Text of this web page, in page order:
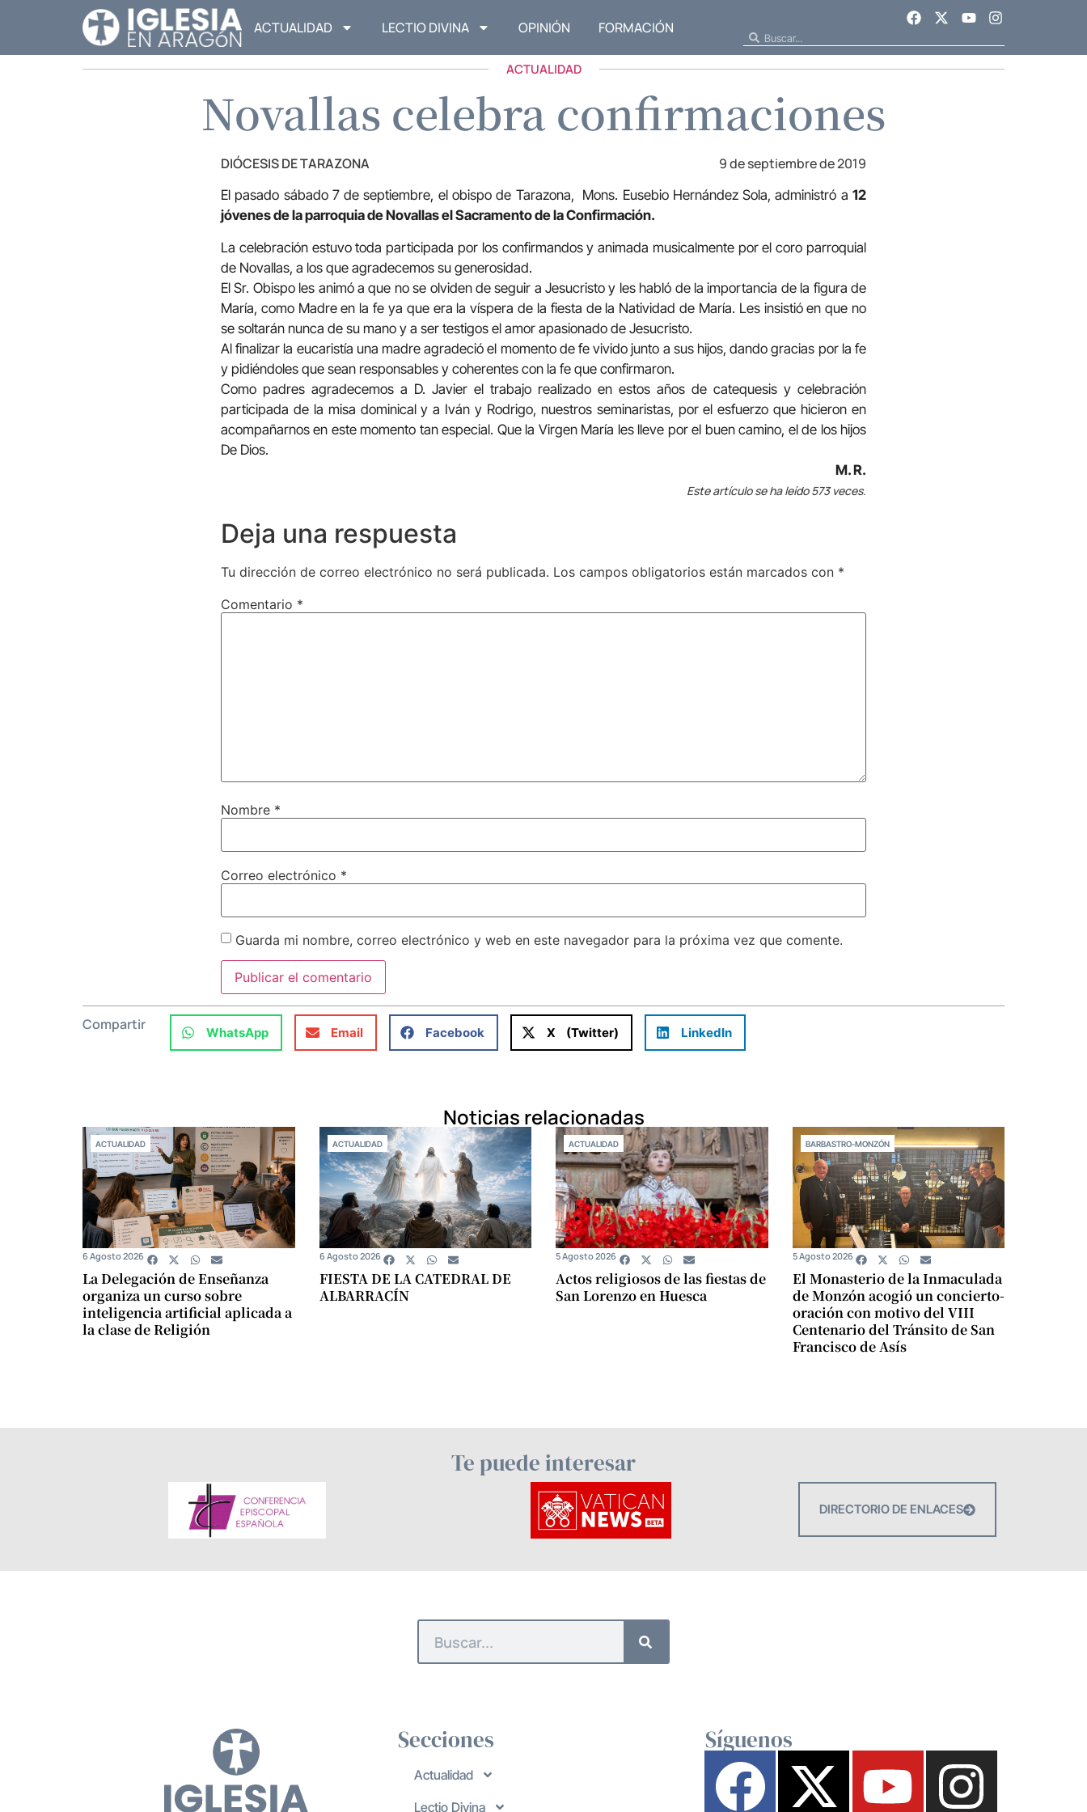
ACTUALIDAD LECTIO DIVINA OPINIÓN FORMACIÓN
ACTUALIDAD
Novallas celebra confirmaciones
DIÓCESIS DE TARAZONA 9 de septiembre de 2019
El pasado sábado 7 de septiembre, el obispo de Tarazona, Mons. Eusebio Hernández Sola, administró a 12
jóvenes de la parroquia de Novallas el Sacramento de la Confirmación.
La celebración estuvo toda participada por los confirmandos y animada musicalmente por el coro parroquial
de Novallas, a los que agradecemos su generosidad.
El Sr. Obispo les animó a que no se olviden de seguir a Jesucristo y les habló de la importancia de la figura de
María, como Madre en la fe ya que era la víspera de la fiesta de la Natividad de María. Les insistió en que no
se soltarán nunca de su mano y a ser testigos el amor apasionado de Jesucristo.
Al finalizar la eucaristía una madre agradeció el momento de fe vivido junto a sus hijos, dando gracias por la fe
y pidiéndoles que sean responsables y coherentes con la fe que confirmaron.
Como padres agradecemos a D. Javier el trabajo realizado en estos años de catequesis y celebración
participada de la misa dominical y a Iván y Rodrigo, nuestros seminaristas, por el esfuerzo que hicieron en
acompañarnos en este momento tan especial. Que la Virgen María les lleve por el buen camino, el de los hijos
De Dios.
M. R.
Este artículo se ha leído 573 veces.
Deja una respuesta
Tu dirección de correo electrónico no será publicada. Los campos obligatorios están marcados con *
Comentario *
Nombre *
Correo electrónico *
Guarda mi nombre, correo electrónico y web en este navegador para la próxima vez que comente.
Compartir WhatsApp Email Facebook X (Twitter) LinkedIn
Noticias relacionadas
ACTUALIDAD
La Delegación de Enseñanza
organiza un curso sobre
inteligencia artificial aplicada a
la clase de Religión
6 Agosto 2026
ACTUALIDAD
FIESTA DE LA CATEDRAL DE
ALBARRACÍN
6 Agosto 2026
ACTUALIDAD
Actos religiosos de las fiestas de
San Lorenzo en Huesca
5 Agosto 2026
BARBASTRO-MONZÓN
El Monasterio de la Inmaculada
de Monzón acogió un concierto-
oración con motivo del VIII
Centenario del Tránsito de San
Francisco de Asís
5 Agosto 2026
Te puede interesar
DIRECTORIO DE ENLACES
Secciones
Actualidad
Lectio Divina
Síguenos